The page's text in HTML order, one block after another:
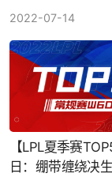
2022-07-14
【LPL夏季赛
日：绷带缠绕决